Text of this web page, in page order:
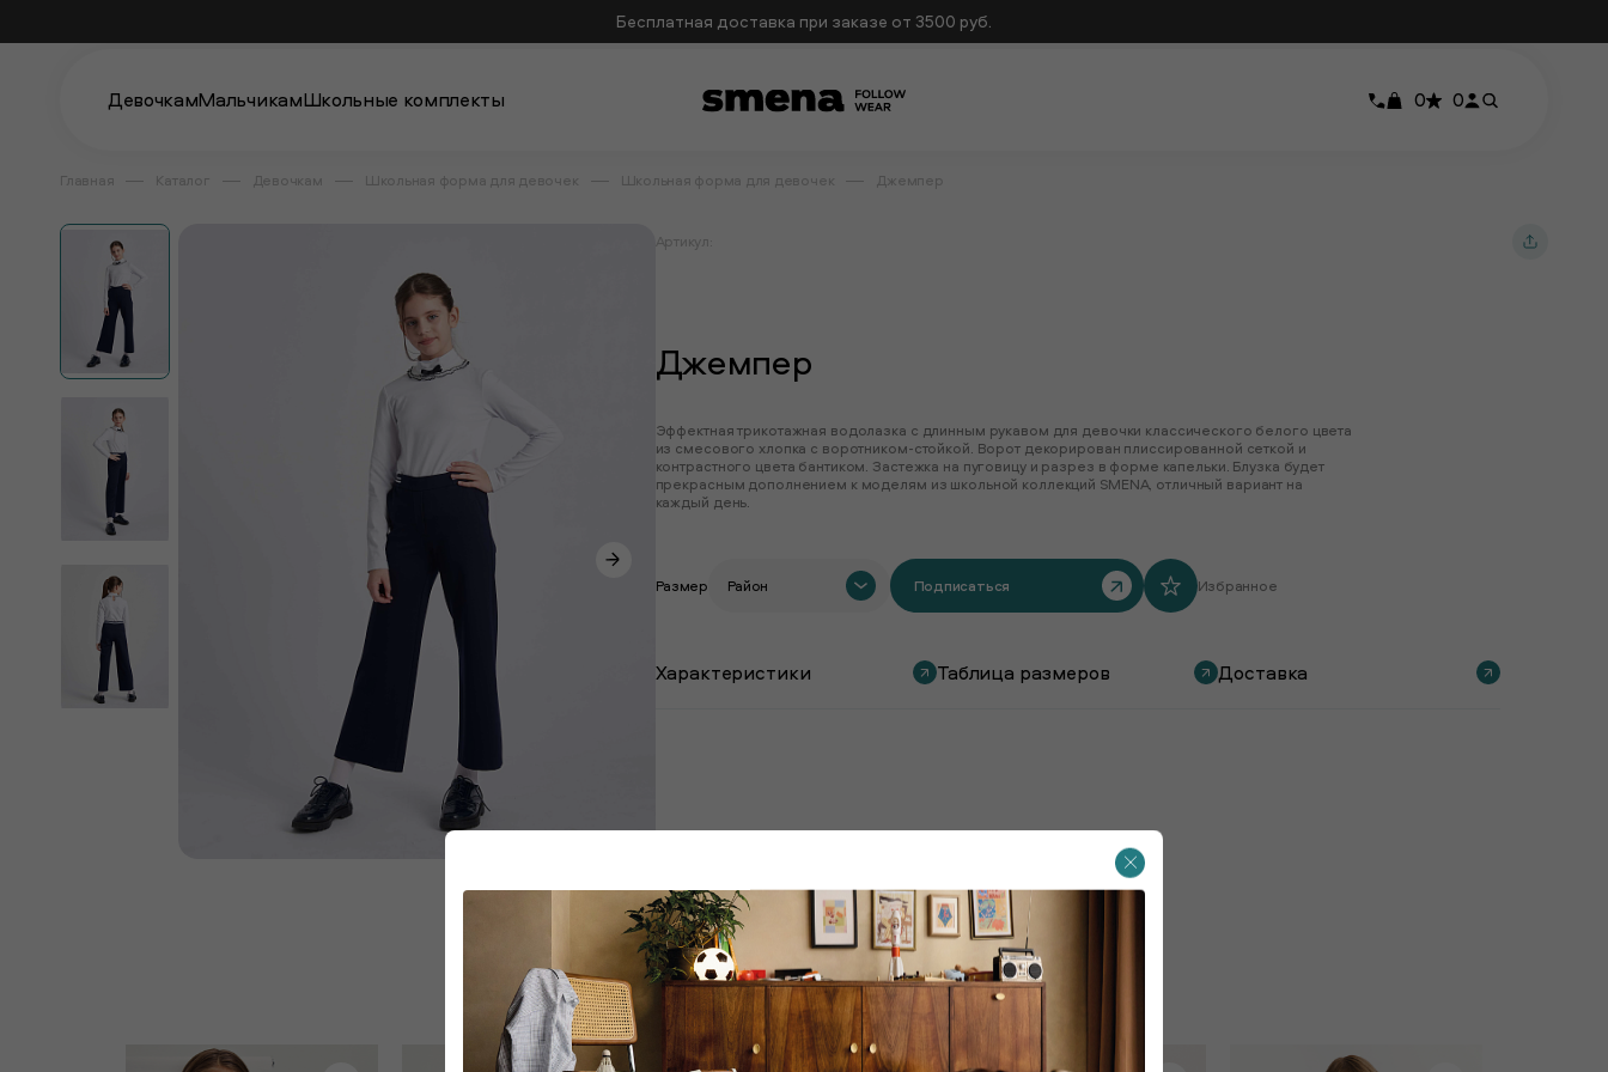
Бесплатная доставка при заказе от 3500 руб.
ДевочкамМальчикамШкольные комплекты 0 0
Главная Каталог Девочкам Школьная форма для девочек Школьная форма для девочек Джемпер
Артикул:
Джемпер
Эффектная трикотажная водолазка с длинным рукавом для девочки классического белого цвета
из смесового хлопка с воротником-стойкой. Ворот декорирован плиссированной сеткой и
контрастного цвета бантиком. Застежка на пуговицу и разрез в форме капельки. Блузка будет
прекрасным дополнением к моделям из школьной коллекций SMENA, отличный вариант на
каждый день.
Размер Район Подписаться Избранное
Характеристики Таблица размеров Доставка
Покупают вместе с этим товаром